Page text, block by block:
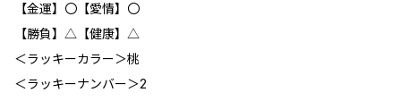
【金運】〇【愛情】〇
【勝負】△【健康】△
＜ラッキーカラー＞桃
＜ラッキーナンバー＞2